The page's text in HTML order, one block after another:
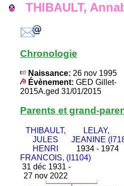
THIBAULT,
Chronologie
Naissance: 26 nov 1995
Évènement: GED Gillet-
2015A.ged 31/01/2015
Parents et grand-
THIBAULT,
JULES
HENRI
FRANCOIS, (I1104)
31 déc 1931 -
27 nov 2022
LELAY,
JEANINE
1934 - 1974